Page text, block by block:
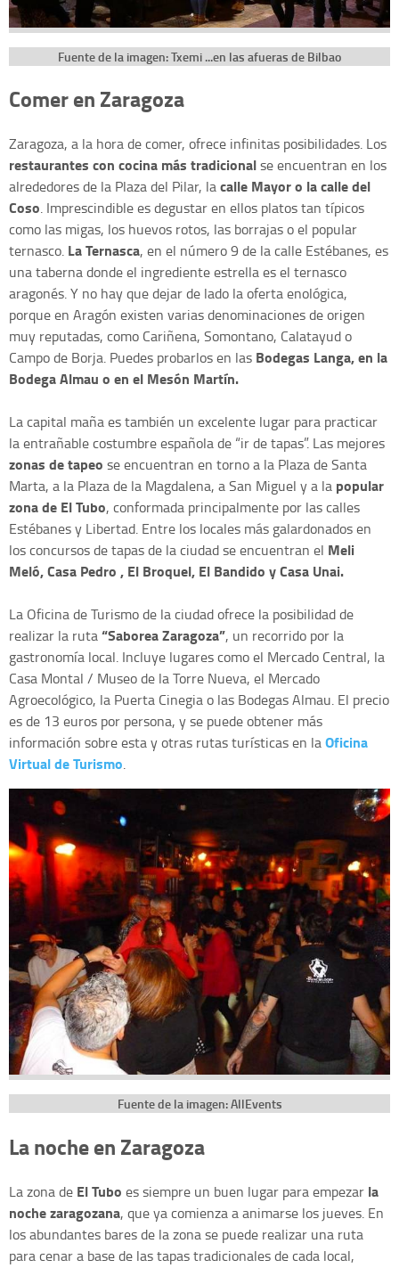
Fuente de la imagen: Txemi ...en las afueras de Bilbao
Comer en Zaragoza
Zaragoza, a la hora de comer, ofrece infinitas posibilidades. Los
restaurantes con cocina más tradicionalse encuentran en los
alrededores de la Plaza del Pilar, lacalle Mayor o la calle del
Coso. Imprescindible es degustar en ellos platos tan típicos
como las migas, los huevos rotos, las borrajas o el popular
ternasco. La Ternasca, en el número 9 de la calle Estébanes, es
una taberna donde el ingrediente estrella es el ternasco
aragonés. Y no hay que dejar de lado la oferta enológica,
porque en Aragón existen varias denominaciones de origen
muy reputadas, como Cariñena, Somontano, Calatayud o
Campo de Borja. Puedes probarlos en las Bodegas Langa, en la
Bodega Almau o en el Mesón Martín.
La capital maña es también un excelente lugar para practicar
la entrañable costumbre española de “ir de tapas”. Las mejores
zonas de tapeo se encuentran en torno a la Plaza de Santa
Marta, a la Plaza de la Magdalena, a San Miguel y a la popular
zona de El Tubo, conformada principalmente por las calles
Estébanes y Libertad. Entre los locales más galardonados en
los concursos de tapas de la ciudad se encuentran el Meli
Meló, Casa Pedro , El Broquel, El Bandido y Casa Unai.
La Oficina de Turismo de la ciudad ofrece la posibilidad de
realizar la ruta“Saborea Zaragoza”, un recorrido por la
gastronomía local. Incluye lugares como el Mercado Central, la
Casa Montal / Museo de la Torre Nueva, el Mercado
Agroecológico, la Puerta Cinegia o las Bodegas Almau. El precio
es de 13 euros por persona, y se puede obtener más
información sobre esta y otras rutas turísticas en laOficina
Virtual de Turismo.
Fuente de la imagen: AllEvents
La noche en Zaragoza
La zona de El Tubo es siempre un buen lugar para empezar la
noche zaragozana, que ya comienza a animarse los jueves. En
los abundantes bares de la zona se puede realizar una ruta
para cenar a base de las tapas tradicionales de cada local,